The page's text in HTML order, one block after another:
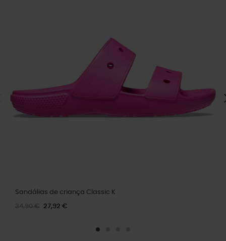
Sandálias de criança Classic K
34,90 € 27,92 €